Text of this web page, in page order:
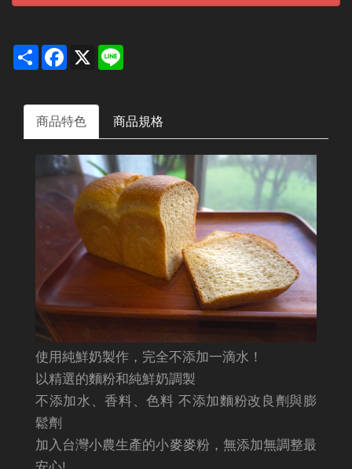
Share Facebook
X
商品特色 商品規格
使用純鮮奶製作，完全不添加一滴水！
以精選的麵粉和純鮮奶調製
不添加水、香料、色料 不添加麵粉改良劑與膨
鬆劑
加入台灣小農生產的小麥麥粉，無添加無調整最